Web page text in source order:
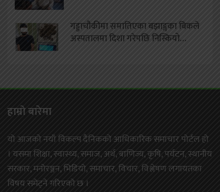
गड्डाचौकीमा समातिएका बझाङ्गका बिकले
अस्पतालमा दिशा गरेपछि निस्कियो…
हाम्राे बारेमा
यो आजको नयाँ विकल्प दैनिकको आधिकारिक समाचार पोर्टल हो
। यसमा शिक्षा, स्वास्थ्य, समाज, अर्थ, बाणिज्य, कृषि, पर्यटन, स्थानीय
सरकार, मनोरञ्जन, भिडियो, समाचार, विचार, विश्लेषण लगायतका
विषय समेट्ने गरिएको छ ।